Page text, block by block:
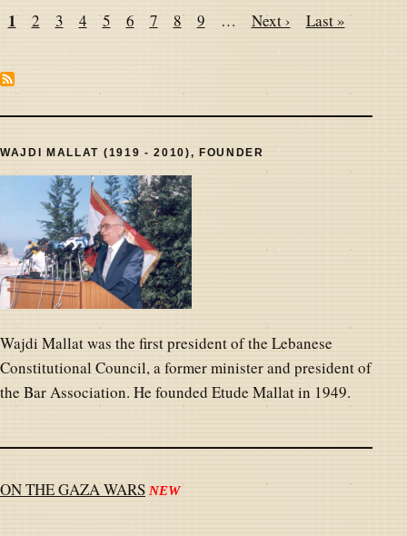
Pagination
Page
1 Page
2 Page
3 Page
4 Page
5 Page
6 Page
7 Page
8 Page
9 …
Next
Next ›
Last
Last »
WAJDI MALLAT (1919 - 2010), FOUNDER
Wajdi Mallat was the first president of the Lebanese
Constitutional Council, a former minister and president of
the Bar Association. He founded Etude Mallat in 1949.
ON THE GAZA WARS NEW